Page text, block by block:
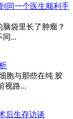
同一个医生顺利手
袋里长了肿瘤？
同...
胞与那些在纯 胶
视路...
后生存访谈